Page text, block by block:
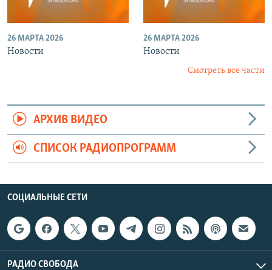
26 МАРТА 2026
Новости
26 МАРТА 2026
Новости
Смотреть все части
АРХИВ ВИДЕО
СПИСОК РАДИОПРОГРАММ
СОЦИАЛЬНЫЕ СЕТИ
РАДИО СВОБОДА